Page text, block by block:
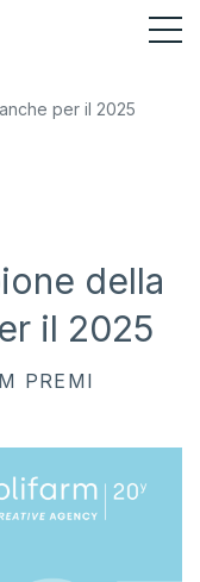
per il 2025
della
il 2025
PREMI